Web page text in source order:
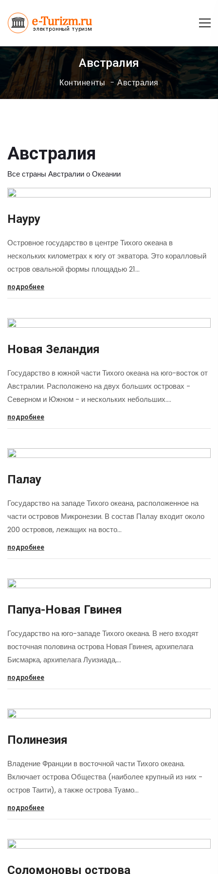
Австралия
Континенты Австралия
Австралия
Все страны Австралии о Океании
Науру
Островное государство в центре Тихого океана в
нескольких километрах к югу от экватора. Это коралловый
остров овальной формы площадью 21…
подробнее
Новая Зеландия
Государство в южной части Тихого океана на юго-восток от
Австралии. Расположено на двух больших островах -
Северном и Южном - и нескольких небольших.…
подробнее
Палау
Государство на западе Тихого океана, расположенное на
части островов Микронезии. В состав Палау входит около
200 островов, лежащих на восто…
подробнее
Папуа-Новая Гвинея
Государство на юго-западе Тихого океана. В него входят
восточная половина острова Новая Гвинея, архипелага
Бисмарка, архипелага Луизиада,…
подробнее
Полинезия
Владение Франции в восточной части Тихого океана.
Включает острова Общества (наиболее крупный из них -
остров Таити), а также острова Туамо…
подробнее
Cоломоновы острова